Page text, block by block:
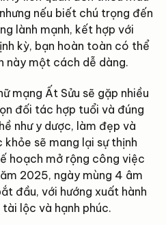
nếu biết chú trọng đến
lành mạnh, kết hợp với
kỳ, bạn hoàn toàn có thể
này một cách dễ dàng.
mạng Ất Sửu sẽ gặp nhiều
đối tác hợp tuổi và đúng
như y dược, làm đẹp và
khỏe sẽ mang lại sự thịnh
hoạch mở rộng công việc
2025, ngày mùng 4 âm
đầu, với hướng xuất hành
lộc và hạnh phúc.